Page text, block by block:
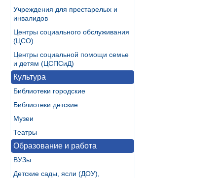
Учреждения для престарелых и
инвалидов
Центры социального обслуживания
(ЦСО)
Центры социальной помощи семье
и детям (ЦСПСиД)
Культура
Библиотеки городские
Библиотеки детские
Музеи
Театры
Образование и работа
ВУЗы
Детские сады, ясли (ДОУ),